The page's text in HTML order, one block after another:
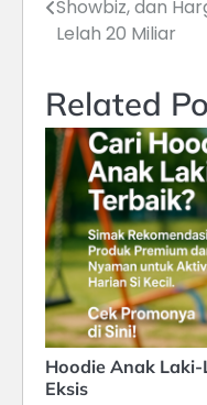
pos
Showbiz, dan
Lelah 20 Miliar
Related
Hoodie Anak Laki-
Eksis